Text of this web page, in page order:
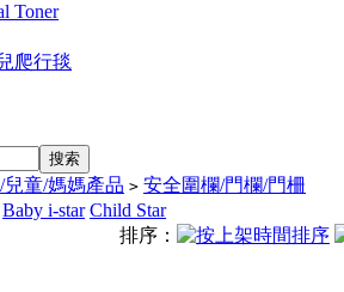
Toner
爬行毯
兒童/媽媽產品 > 安全圍欄/門欄/門柵
Baby i-star Child Star
排序：